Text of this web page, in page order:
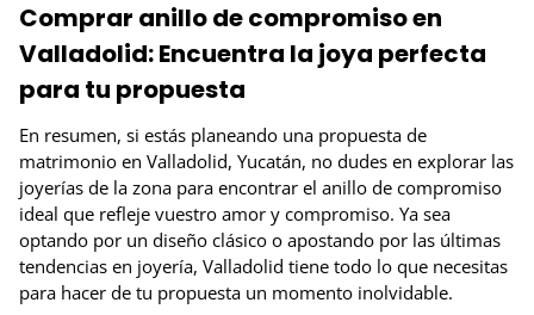
Comprar anillo de compromiso en
Valladolid: Encuentra la joya perfecta
para tu propuesta
En resumen, si estás planeando una propuesta de
matrimonio en Valladolid, Yucatán, no dudes en explorar las
joyerías de la zona para encontrar el anillo de compromiso
ideal que refleje vuestro amor y compromiso. Ya sea
optando por un diseño clásico o apostando por las últimas
tendencias en joyería, Valladolid tiene todo lo que necesitas
para hacer de tu propuesta un momento inolvidable.